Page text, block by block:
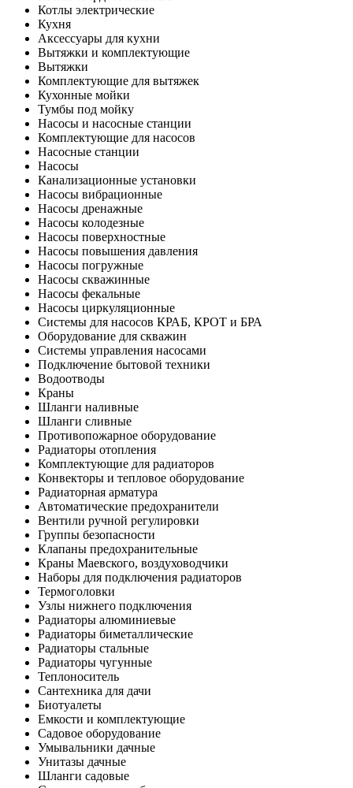
Котлы электрические
Кухня
Аксессуары для кухни
Вытяжки и комплектующие
Вытяжки
Комплектующие для вытяжек
Кухонные мойки
Тумбы под мойку
Насосы и насосные станции
Комплектующие для насосов
Насосные станции
Насосы
Канализационные установки
Насосы вибрационные
Насосы дренажные
Насосы колодезные
Насосы поверхностные
Насосы повышения давления
Насосы погружные
Насосы скважинные
Насосы фекальные
Насосы циркуляционные
Системы для насосов КРАБ, КРОТ и БРА
Оборудование для скважин
Системы управления насосами
Подключение бытовой техники
Водоотводы
Краны
Шланги наливные
Шланги сливные
Противопожарное оборудование
Радиаторы отопления
Комплектующие для радиаторов
Конвекторы и тепловое оборудование
Радиаторная арматура
Автоматические предохранители
Вентили ручной регулировки
Группы безопасности
Клапаны предохранительные
Краны Маевского, воздуховодчики
Наборы для подключения радиаторов
Термоголовки
Узлы нижнего подключения
Радиаторы алюминиевые
Радиаторы биметаллические
Радиаторы стальные
Радиаторы чугунные
Теплоноситель
Сантехника для дачи
Биотуалеты
Емкости и комплектующие
Садовое оборудование
Умывальники дачные
Унитазы дачные
Шланги садовые